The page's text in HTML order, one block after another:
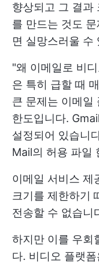
향상되고 그 결과
를 만드는 것도
면 실망스러울 수
"왜 이메일로 비
은 특히 급할 때
큰 문제는 이메일
한도입니다.
설정되어 있습니
Mail의 허용 파일
이메일 서비스 제
크기를 제한하기
전송할 수 없습니
하지만 이를 우회
다. 비디오 플랫